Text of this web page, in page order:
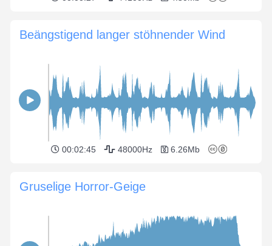
Beängstigend langer stöhnender Wind
00:02:45 48000Hz 6.26Mb
Gruselige Horror-Geige